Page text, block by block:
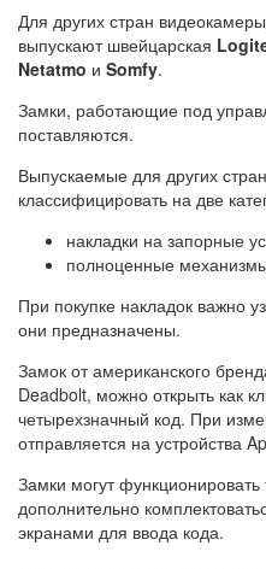
Для других стран
выпускают швейцарская
Netatmo и Somfy.
Замки, работающие под
поставляются.
Выпускаемые для других
классифицировать на две
накладки на запорные
полноценные
При покупке накладок важно
они предназначены.
Замок от американского
Deadbolt, можно открыть как
четырехзначный код. При
отправляется на устройства
Замки могут функционировать
дополнительно
экранами для ввода кода.